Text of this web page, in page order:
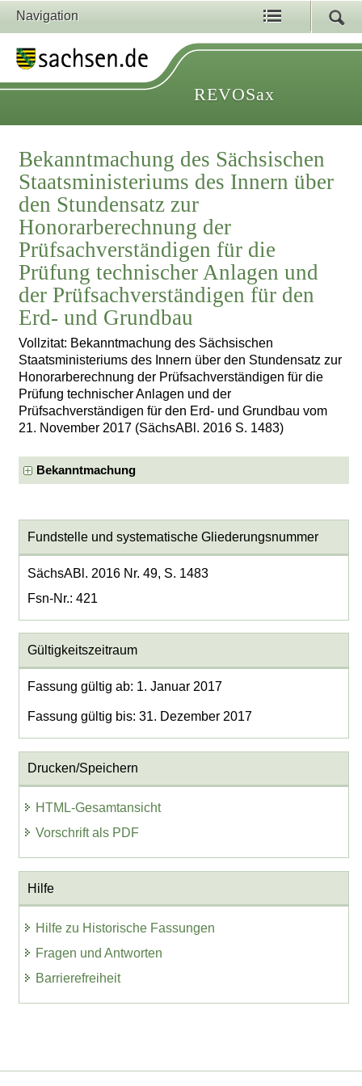
Navigation
REVOSax
Bekanntmachung des Sächsischen
Staatsministeriums des Innern über
den Stundensatz zur
Honorarberechnung der
Prüfsachverständigen für die
Prüfung technischer Anlagen und
der Prüfsachverständigen für den
Erd- und Grundbau
Vollzitat: Bekanntmachung des Sächsischen
Staatsministeriums des Innern über den Stundensatz zur
Honorarberechnung der Prüfsachverständigen für die
Prüfung technischer Anlagen und der
Prüfsachverständigen für den Erd- und Grundbau vom
21. November 2017 (SächsABl. 2016 S. 1483)
Bekanntmachung
Fundstelle und systematische Gliederungsnummer
SächsABl. 2016 Nr. 49, S. 1483
Fsn-Nr.: 421
Gültigkeitszeitraum
Fassung gültig ab: 1. Januar 2017
Fassung gültig bis: 31. Dezember 2017
Drucken/Speichern
HTML-Gesamtansicht
Vorschrift als PDF
Hilfe
Hilfe zu Historische Fassungen
Fragen und Antworten
Barrierefreiheit